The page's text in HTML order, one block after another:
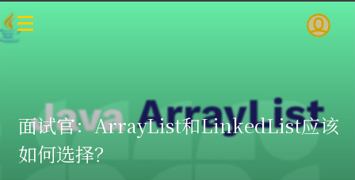
面试官：ArrayList和LinkedList应该
如何选择？